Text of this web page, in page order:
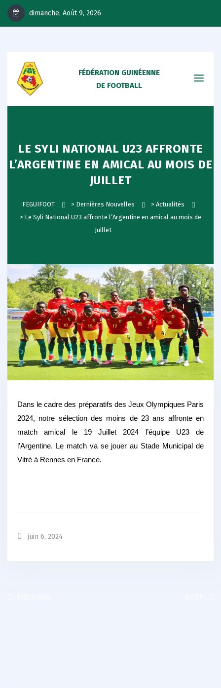
dimanche, Août 9, 2026
FÉDÉRATION GUINÉENNE
DE FOOTBALL
LE SYLI NATIONAL U23 AFFRONTE
L’ARGENTINE EN AMICAL AU MOIS DE
JUILLET
FEGUIFOOT > Dernières Nouvelles > Actualités
> Le Syli National U23 affronte l’Argentine en amical au mois de
Juillet
Dans le cadre des préparatifs des Jeux Olympiques Paris
2024, notre sélection des moins de 23 ans affronte en
match amical le 19 Juillet 2024 l’équipe U23 de
l’Argentine. Le match va se jouer au Stade Municipal de
Vitré à Rennes en France.
juin 6, 2024